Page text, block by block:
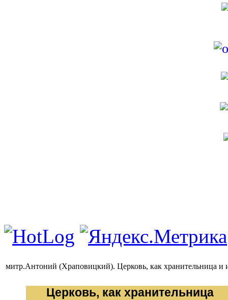
митр.Антоний (Храповицкий). Церковь, как хранительница и
Церковь, как хранительница